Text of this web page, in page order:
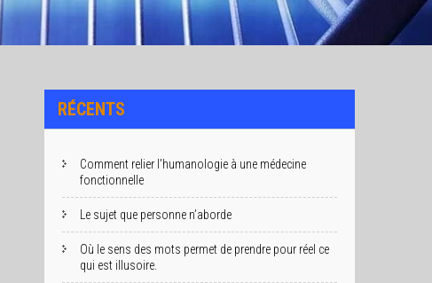
RÉCENTS
Comment relier l’humanologie à une médecine
fonctionnelle
Le sujet que personne n’aborde
Où le sens des mots permet de prendre pour réel ce
qui est illusoire.